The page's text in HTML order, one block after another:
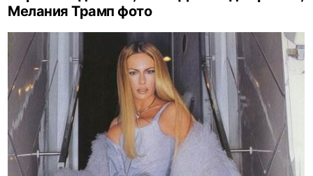
Мелания Трамп фото